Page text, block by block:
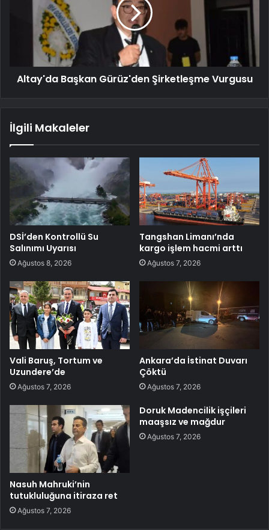
Altay'da Başkan Gürüz'den Şirketleşme Vurgusu
İlgili Makaleler
DSİ’den Kontrollü Su
Salınımı Uyarısı
Ağustos 8, 2026
Tangshan Limanı’nda
kargo işlem hacmi arttı
Ağustos 7, 2026
Vali Baruş, Tortum ve
Uzundere’de
Ağustos 7, 2026
Ankara’da İstinat Duvarı
Çöktü
Ağustos 7, 2026
Nasuh Mahruki’nin
tutukluluğuna itiraza ret
Ağustos 7, 2026
Doruk Madencilik işçileri
maaşsız ve mağdur
Ağustos 7, 2026